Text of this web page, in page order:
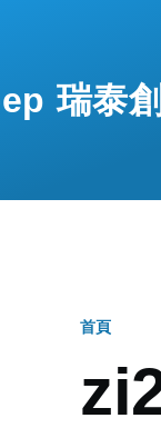
瑞泰創
航
首頁